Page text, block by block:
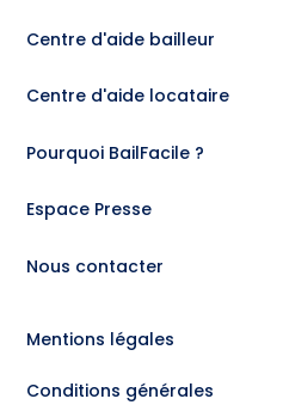
Centre d'aide bailleur
Centre d'aide locataire
Pourquoi BailFacile ?
Espace Presse
Nous contacter
Mentions légales
Conditions générales